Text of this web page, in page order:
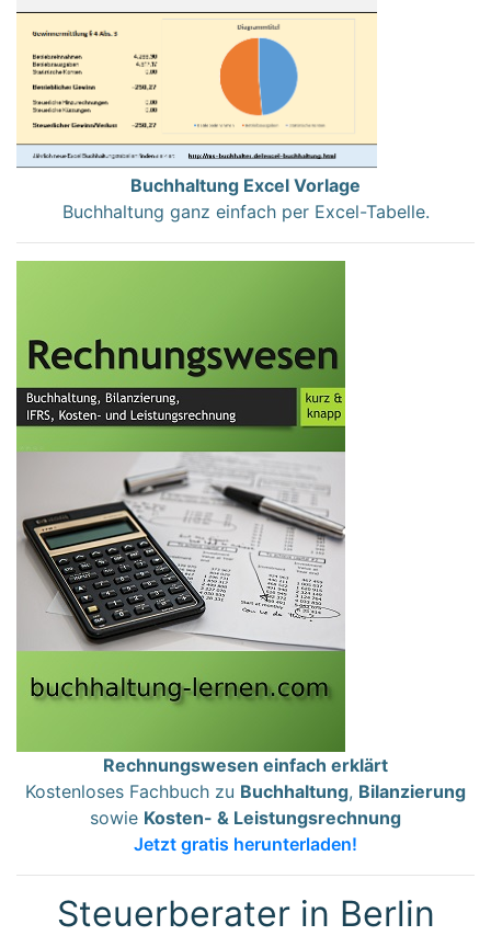
Buchhaltung Excel Vorlage
Buchhaltung ganz einfach per Excel-Tabelle.
Rechnungswesen einfach erklärt
Kostenloses Fachbuch zu Buchhaltung, Bilanzierung
sowie Kosten- & Leistungsrechnung
Jetzt gratis herunterladen!
Steuerberater in Berlin